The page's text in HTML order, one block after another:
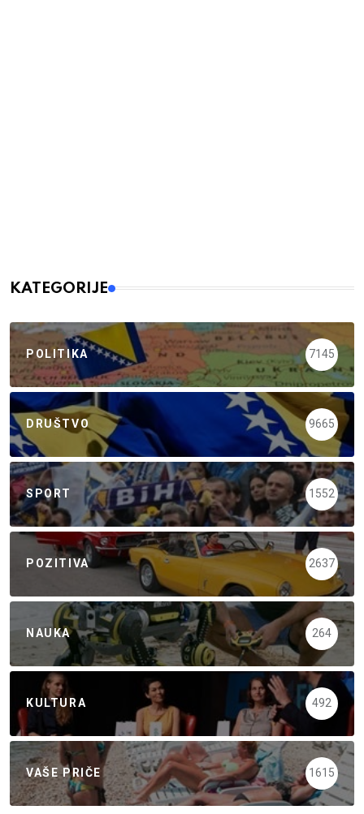
KATEGORIJE
POLITIKA 7145
DRUŠTVO 9665
SPORT 1552
POZITIVA 2637
NAUKA 264
KULTURA 492
VAŠE PRIČE 1615